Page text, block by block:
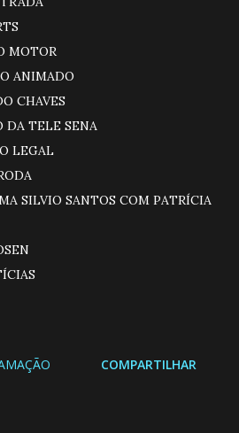
MOTOR
ANIMADO
CHAVES
TELE SENA
LEGAL
RODA
SANTOS COM PATRÍCIA
NOTÍCIAS
COMPARTILHAR